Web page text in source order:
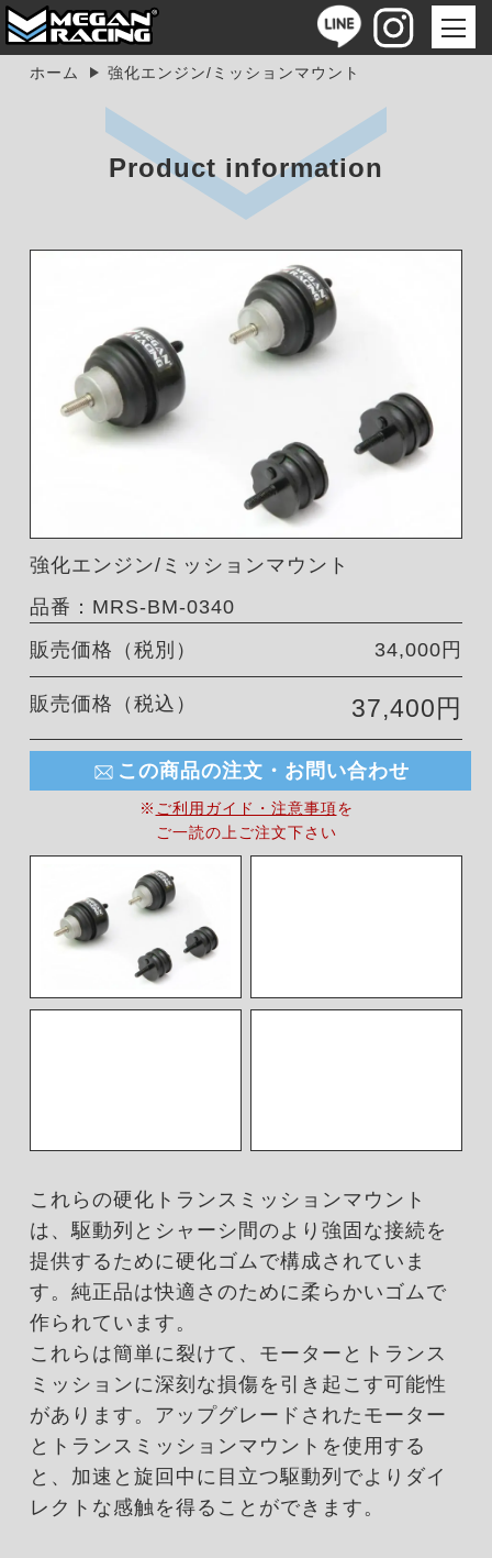
ホーム 強化エンジン/ミッションマウント
Product information
強化エンジン/ミッションマウント
品番：MRS-BM-0340
販売価格（税別）
34,000円
販売価格（税込） 37,400円
この商品の注文・お問い合わせ
※ ご利用ガイド・注意事項を
ご一読の上ご注文下さい
これらの硬化トランスミッションマウント
は、駆動列とシャーシ間のより強固な接続を
提供するために硬化ゴムで構成されていま
す。純正品は快適さのために柔らかいゴムで
作られています。
これらは簡単に裂けて、モーターとトランス
ミッションに深刻な損傷を引き起こす可能性
があります。アップグレードされたモーター
とトランスミッションマウントを使用する
と、加速と旋回中に目立つ駆動列でよりダイ
レクトな感触を得ることができます。